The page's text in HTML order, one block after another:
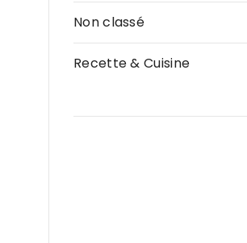
Non classé
Recette & Cuisine